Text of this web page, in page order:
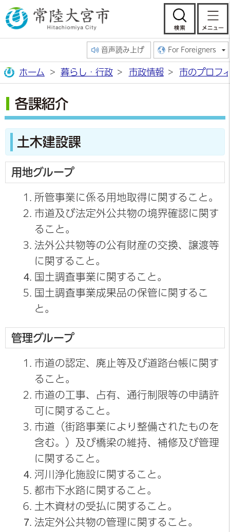
常陸大宮市公
検
音声読み上げ For Foreigners
ホーム 暮らし・行政 市政情報 市のプロフ
各課紹介
土木建設課
用地グループ
所管事業に係る用地取得に関すること。
市道及び法定外公共物の境界確認に関す
ること。
法外公共物等の公有財産の交換、譲渡等
に関すること。
国土調査事業に関すること。
国土調査事業成果品の保管に関するこ
と。
管理グループ
市道の認定、廃止等及び道路台帳に関す
ること。
市道の工事、占有、通行制限等の申請許
可に関すること。
市道（街路事業により整備されたものを
含む。）及び橋梁の維持、補修及び管理
に関すること。
河川浄化施設に関すること。
都市下水路に関すること。
土木資材の受払に関すること。
法定外公共物の管理に関すること。